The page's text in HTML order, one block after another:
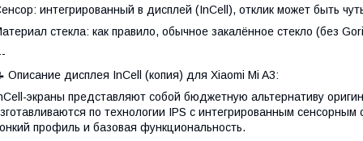
интегрированный в дисплей (InCell), отклик может быть
стекла: как правило, обычное закалённое стекло (без
Описание дисплея InCell (копия) для Xiaomi Mi A3:
экраны представляют собой бюджетную альтернативу
по технологии IPS с интегрированным
профиль и базовая функциональность.